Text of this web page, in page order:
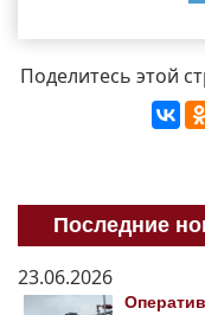
Поделитесь этой
Последние
23.06.2026